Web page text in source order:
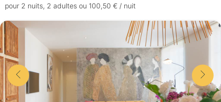
pour 2 nuits, 2 adultes ou 100,50 € / nuit